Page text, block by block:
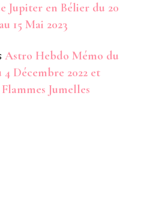
Jupiter en Bélier du 20
15 Mai 2023
Astro Hebdo Mémo du
Décembre 2022 et
Jumelles